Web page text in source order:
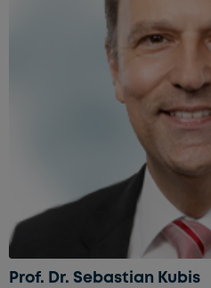
Prof. Dr. Sebastian Kubis